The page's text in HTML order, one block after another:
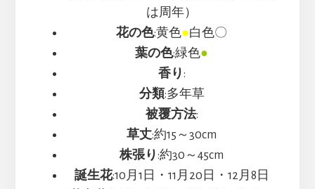
は周年）
花の色:黄色●白色〇
葉の色:緑色●
香り:
分類:多年草
被覆方法:
草丈:約15～30cm
株張り:約30～45cm
誕生花:10月1日・11月20日・12月8日